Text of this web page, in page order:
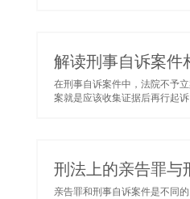
解读刑事自诉案件
在刑事自诉案件中，法院不予
案就是应该收集证据后再行起诉
刑法上的亲告罪与
亲告罪和刑事自诉案件是不同